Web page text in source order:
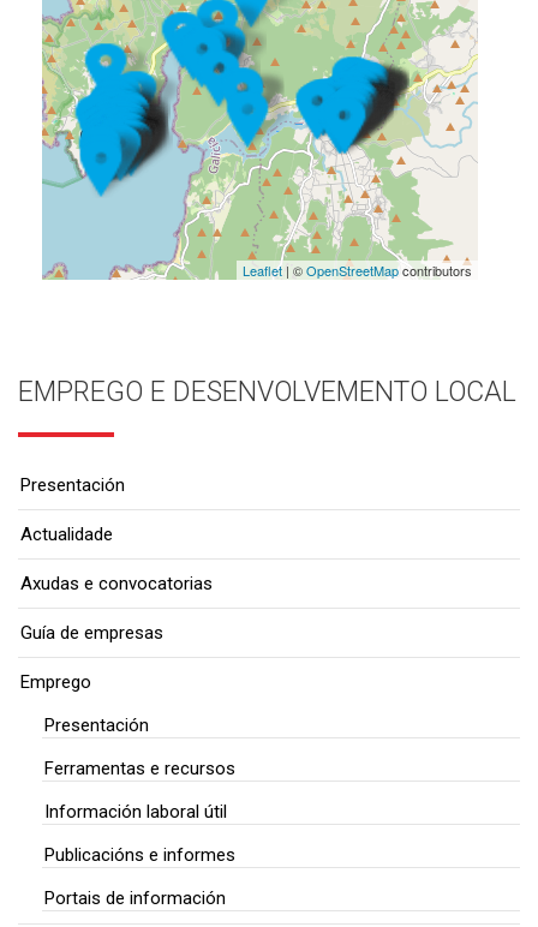
Leaflet| ©OpenStreetMapcontributors
EMPREGO E DESENVOLVEMENTO LOCAL
Presentación
Actualidade
Axudas e convocatorias
Guía de empresas
Emprego
Presentación
Ferramentas e recursos
Información laboral útil
Publicacións e informes
Portais de información